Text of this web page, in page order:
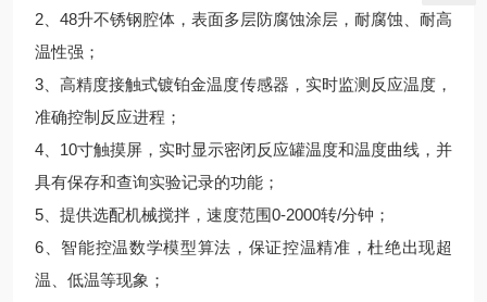
2、48升不锈钢腔体，表面多层防腐蚀涂层，耐腐蚀、耐高
温性强；
3、高精度接触式镀铂金温度传感器，实时监测反应温度，
准确控制反应进程；
4、10寸触摸屏，实时显示密闭反应罐温度和温度曲线，并
具有保存和查询实验记录的功能；
5、提供选配机械搅拌，速度范围0-2000转/分钟；
6、智能控温数学模型算法，保证控温精准，杜绝出现超
温、低温等现象；